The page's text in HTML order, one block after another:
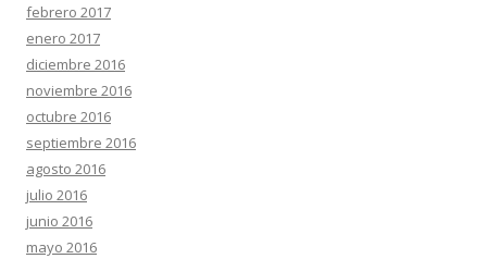
febrero 2017
enero 2017
diciembre 2016
noviembre 2016
octubre 2016
septiembre 2016
agosto 2016
julio 2016
junio 2016
mayo 2016